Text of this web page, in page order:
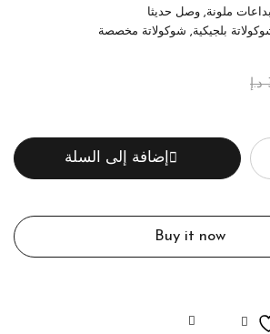
إبداعات ملونة, وصل حديثا
بلجيكية, شوكولاتة مخصصة
د.إ
إضافة إلى السلة
Buy it now